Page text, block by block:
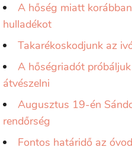
A hőség miatt
hulladékot
Takarékoskodjunk az
A hőségriadót
átvészelni
Augusztus 19-én
rendőrség
Fontos határidő az